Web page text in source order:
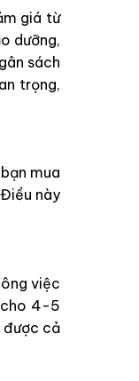
giá từ
dưỡng,
sách
trọng,
mua
này
việc
cho 4-5
được cả